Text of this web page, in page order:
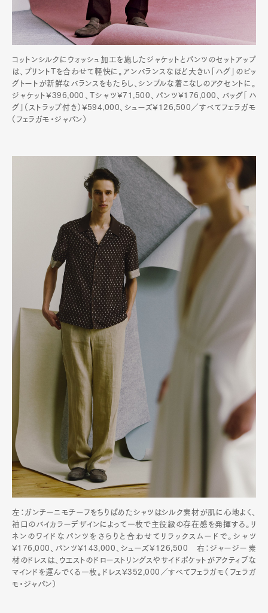
コットンシルクにウォッシュ加工を施したジャケットとパンツのセットアップ
は、プリントTを合わせて軽快に。アンバランスなほど大きい「ハグ」のビッ
グトートが新鮮なバランスをもたらし、シンプルな着こなしのアクセントに。
ジャケット¥396,000、Tシャツ¥71,500、パンツ¥176,000、バッグ「ハ
グ」（ストラップ付き）¥594,000、シューズ¥126,500／すべてフェラガモ
（フェラガモ・ジャパン）
左：ガンチーニモチーフをちりばめたシャツはシルク素材が肌に心地よく、
袖口のバイカラーデザインによって一枚で主役級の存在感を発揮する。リ
ネンのワイドなパンツをさらりと合わせてリラックスムードで。シャツ
¥176,000、パンツ¥143,000、シューズ¥126,500 右：ジャージー素
材のドレスは、ウエストのドローストリングスやサイドポケットがアクティブな
マインドを運んでくる一枚。ドレス¥352,000／すべてフェラガモ（フェラガ
モ・ジャパン）